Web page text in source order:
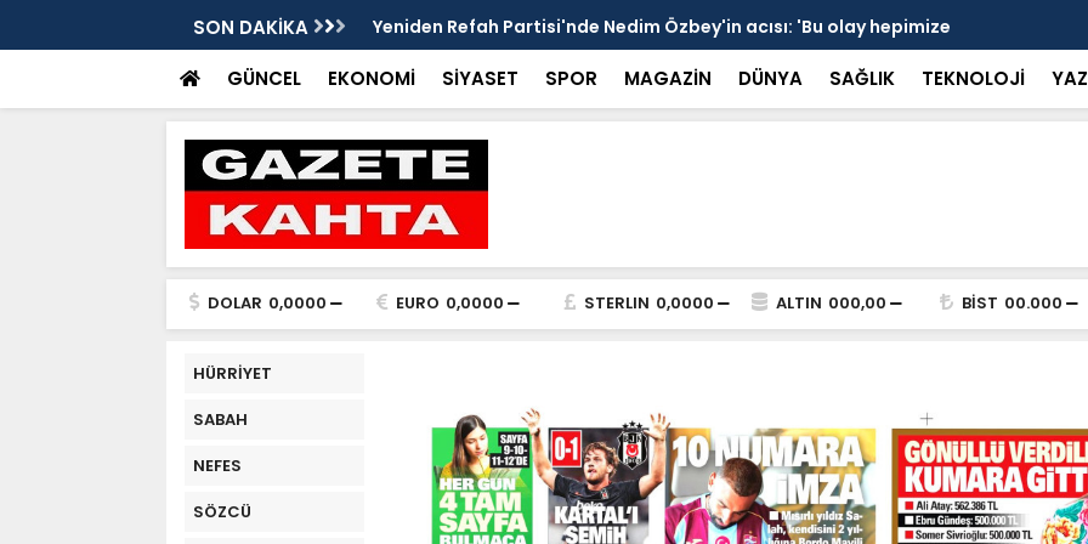
SON DAKİKA
Özbey'in acısı: 'Bu olay hepimize
Kozağaç Ana Deposu devrede: 101 yerleşim birimini kapsayan dev su
projesinde önemli eşik aşıldı
Prof. Dr.
kırılmayı
GÜNCEL EKONOMİ SİYASET SPOR MAGAZİN DÜNYA SAĞLIK TEKNOLOJİ
DOLAR 0,0000 EURO 0,0000 STERLIN 0,0000 ALTIN 000,00 BİST 00.000
HÜRRİYET
SABAH
NEFES
SÖZCÜ